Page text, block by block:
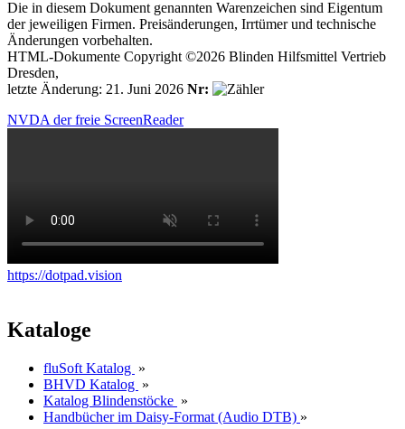
Die in diesem Dokument genannten Warenzeichen sind Eigentum
der jeweiligen Firmen. Preisänderungen, Irrtümer und technische
Änderungen vorbehalten.
HTML-Dokumente Copyright ©2026 Blinden Hilfsmittel Vertrieb
Dresden,
letzte Änderung: 21. Juni 2026 Nr:
NVDA der freie ScreenReader
https://dotpad.vision
Kataloge
fluSoft Katalog »
BHVD Katalog »
Katalog Blindenstöcke »
Handbücher im Daisy-Format (Audio DTB) »